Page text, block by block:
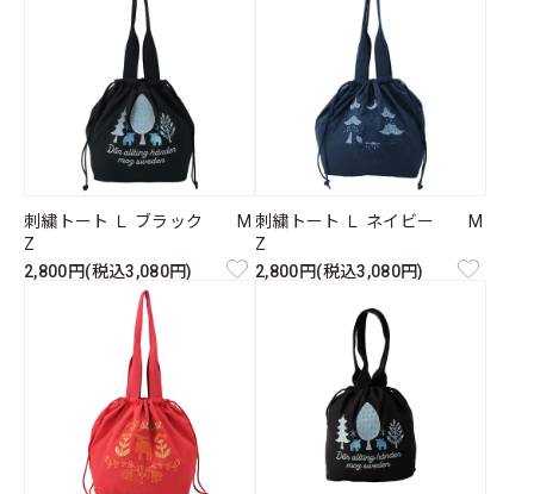
刺繍トート Ｌ ブラック M
Z
2,800円(税込3,080円)
刺繍トート Ｌ ネイビー M
Z
2,800円(税込3,080円)